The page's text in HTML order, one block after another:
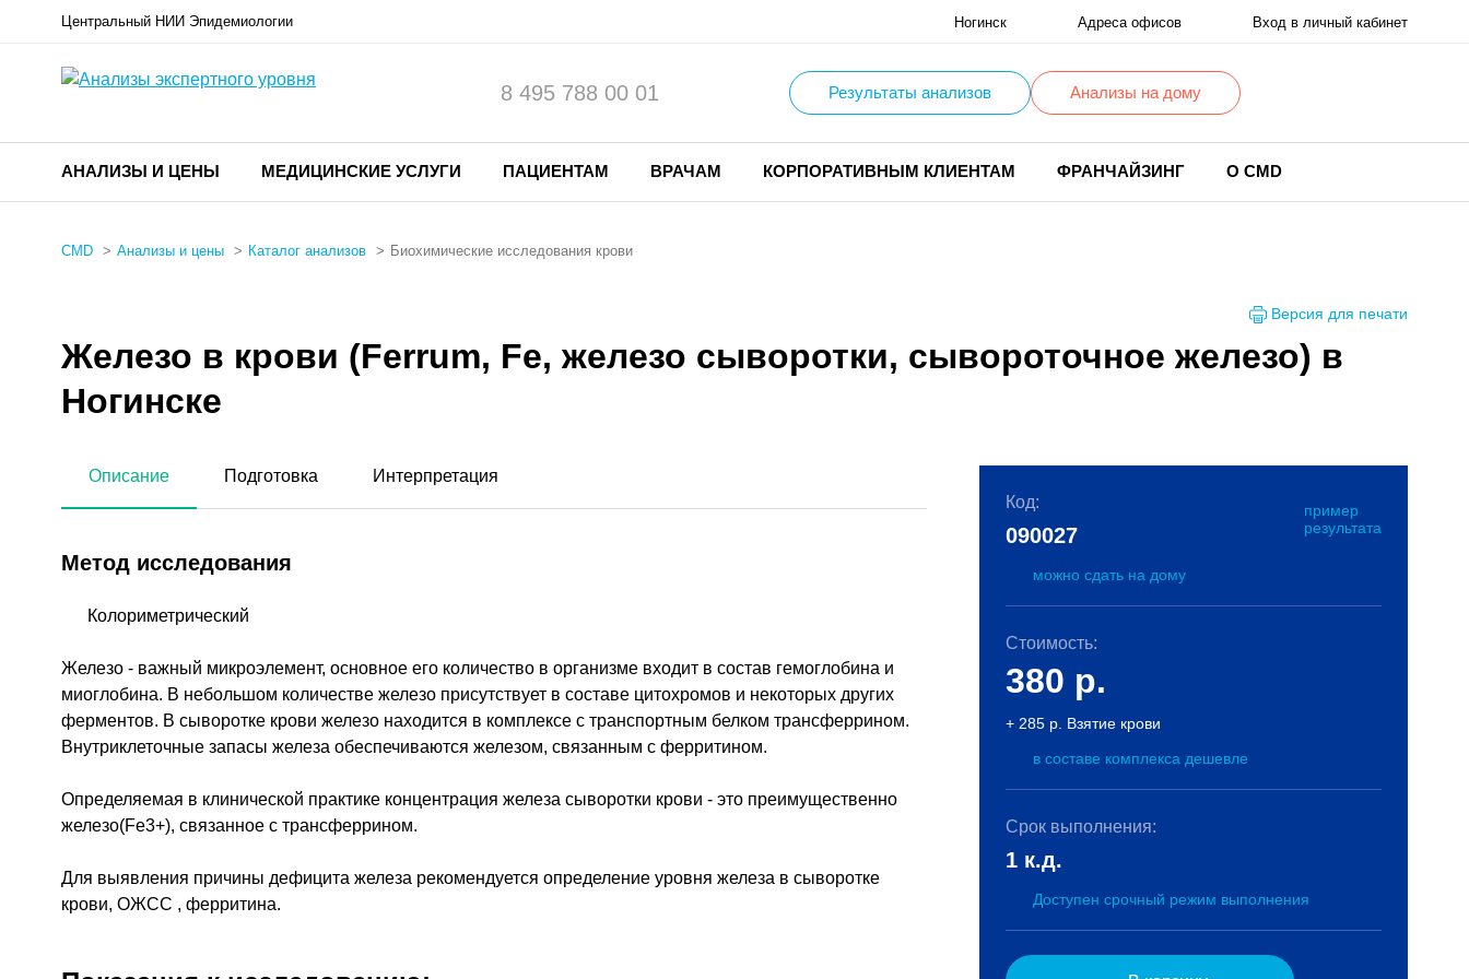
Центральный НИИ Эпидемиологии Ногинск Адреса офисов Вход в личный кабинет
8 495 788 00 01 Результаты анализов Анализы на дому
АНАЛИЗЫ И ЦЕНЫ МЕДИЦИНСКИЕ УСЛУГИ ПАЦИЕНТАМ ВРАЧАМ КОРПОРАТИВНЫМ КЛИЕНТАМ ФРАНЧАЙЗИНГ О CMD
CMD Анализы и цены Каталог анализов Биохимические исследования крови
Версия для печати
Железо в крови (Ferrum, Fe, железо сыворотки, сывороточное железо) в
Ногинске
Описание Подготовка Интерпретация
Метод исследования
Колориметрический
Железо - важный микроэлемент, основное его количество в организме входит в состав гемоглобина и
миоглобина. В небольшом количестве железо присутствует в составе цитохромов и некоторых других
ферментов. В сыворотке крови железо находится в комплексе с транспортным белком трансферрином.
Внутриклеточные запасы железа обеспечиваются железом, связанным с ферритином.
Определяемая в клинической практике концентрация железа сыворотки крови - это преимущественно
железо(Fe3+), связанное с трансферрином.
Для выявления причины дефицита железа рекомендуется определение уровня железа в сыворотке
крови, ОЖСС , ферритина.
Код:
пример
результата
090027
можно сдать на дому
Стоимость:
380 р.
+ 285 р. Взятие крови
в составе комплекса дешевле
Срок выполнения:
1 к.д.
Доступен срочный режим выполнения